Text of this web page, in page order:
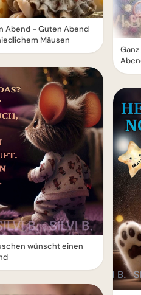
Abend - Guten Abend
Mäusen
wünscht einen